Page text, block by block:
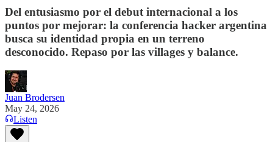
Del entusiasmo por el debut internacional a los
puntos por mejorar: la conferencia hacker argentina
busca su identidad propia en un terreno
desconocido. Repaso por las villages y balance.
Juan Brodersen
May 24, 2026
Listen